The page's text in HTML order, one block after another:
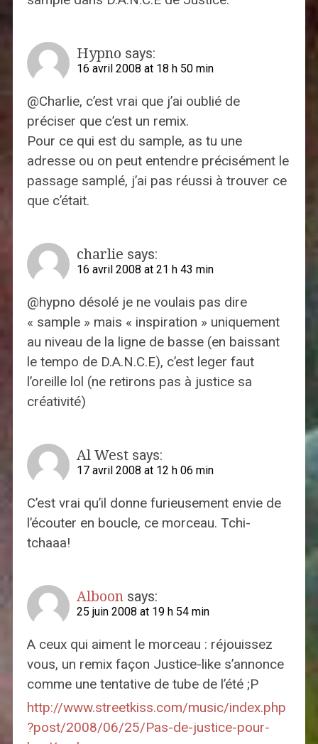
Hypno says:
16 avril 2008 at 18 h 50 min
@Charlie, c’est vrai que j’ai oublié de
préciser que c’est un remix.
Pour ce qui est du sample, as tu une
adresse ou on peut entendre précisément le
passage samplé, j’ai pas réussi à trouver ce
que c’était.
charlie says:
16 avril 2008 at 21 h 43 min
@hypno désolé je ne voulais pas dire
« sample » mais « inspiration » uniquement
au niveau de la ligne de basse (en baissant
le tempo de D.A.N.C.E), c’est leger faut
l’oreille lol (ne retirons pas à justice sa
créativité)
Al West says:
17 avril 2008 at 12 h 06 min
C’est vrai qu’il donne furieusement envie de
l’écouter en boucle, ce morceau. Tchi-
tchaaa!
Alboon says:
25 juin 2008 at 19 h 54 min
A ceux qui aiment le morceau : réjouissez
vous, un remix façon Justice-like s’annonce
comme une tentative de tube de l’été ;P
http://www.streetkiss.com/music/index.php
?post/2008/06/25/Pas-de-justice-pour-